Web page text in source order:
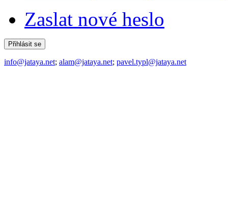
Zaslat nové heslo
info@jataya.net; alam@jataya.net; pavel.typl@jataya.net